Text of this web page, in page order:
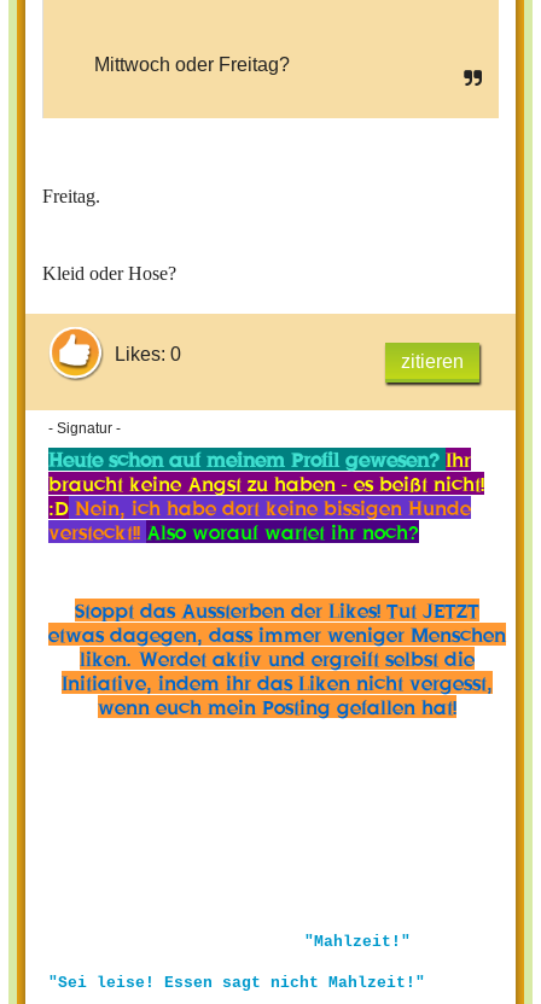
Mittwoch oder Freitag?
Freitag.
Kleid oder Hose?
Likes: 0 zitieren
- Signatur -
Heute schon auf meinem Profil gewesen? Ihr
braucht keine Angst zu haben - es beißt nicht!
:D Nein, ich habe dort keine bissigen Hunde
versteckt!! Also worauf wartet ihr noch?
Stoppt das Aussterben der Likes! Tut JETZT
etwas dagegen, dass immer weniger Menschen
liken. Werdet aktiv und ergreift selbst die
Initiative, indem ihr das Liken nicht vergesst,
wenn euch mein Posting gefallen hat!
"Mahlzeit!"
"Sei leise! Essen sagt nicht Mahlzeit!"